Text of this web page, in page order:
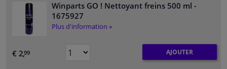
Winparts GO ! Nettoyant freins 500 ml -
1675927
Plus d'information »
€ 2,99 AJOUTER